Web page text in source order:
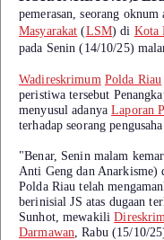
pemerasan, seorang
Masyarakat (LSM) di Kota
pada Senin (14/10/25)
Wadireskrimum Polda Riau
peristiwa tersebut
menyusul adanyaLaporan
terhadap seorang
"Benar, Senin malam
Anti Geng dan Anarkisme)
Polda Riau telah
berinisial JS atas dugaan
Sunhot, mewakili
Darmawan, Rabu (15/10/